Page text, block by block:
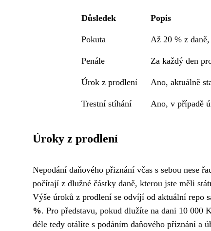
Důsledek Popis
Pokuta Až 20 % z
Penále Za každý den
Úrok z prodlení Ano, aktuálně
Trestní stíhání Ano, v případě
Úroky z prodlení
Nepodání daňového přiznání včas s sebou nese
počítají z dlužné částky daně, kterou jste měli
Výše úroků z prodlení se odvíjí od aktuální repo
%. Pro představu, pokud dlužíte na dani 10
déle tedy otálíte s podáním daňového přiznání a